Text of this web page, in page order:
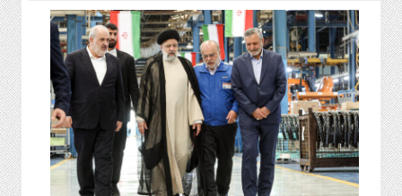
بورس
مسکن
و
شهری
گاز
و
پتروشیمی
صنعت